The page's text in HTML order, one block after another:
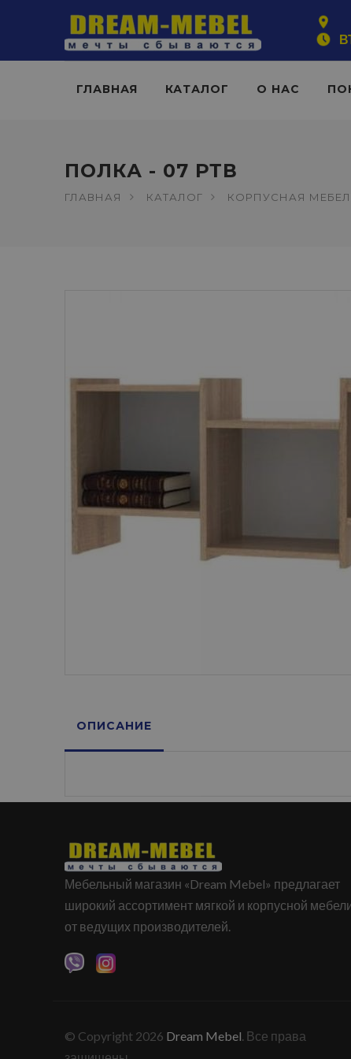
ГЛАВНАЯ КАТАЛОГ О НАС
ПОЛКА - 07 РТВ
ГЛАВНАЯ КАТАЛОГ КОРПУСНАЯ
ОПИСАНИЕ
Мебельный магазин «Dream Mebel» предлагает
широкий ассортимент мягкой и корпусной
от ведущих производителей.
© Copyright 2026 Dream Mebel. Все права